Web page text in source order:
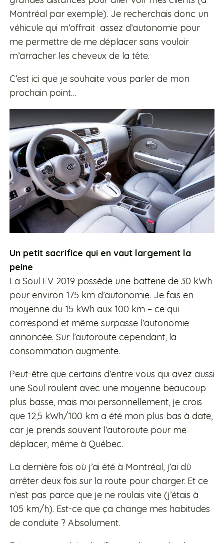
Montréal par exemple). Je recherchais donc un
véhicule qui m’offrait assez d’autonomie pour
me permettre de me déplacer sans vouloir
m’arracher les cheveux de la tête.
C’est ici que je souhaite vous parler de mon
prochain point…
Un petit sacrifice qui en vaut largement la
peine
La Soul EV 2019 possède une batterie de 30 kWh
pour environ 175 km d’autonomie. Je fais en
moyenne du 15 kWh aux 100 km – ce qui
correspond et même surpasse l’autonomie
annoncée. Sur l’autoroute cependant, la
consommation augmente.
Peut-être que certains d’entre vous qui avez aussi
une Soul roulent avec une moyenne beaucoup
plus basse, mais moi personnellement, je crois
que 12,5 kWh/100 km a été mon plus bas à date,
car je prends souvent l’autoroute pour me
déplacer, même à Québec.
La dernière fois où j’ai été à Montréal, j’ai dû
arrêter deux fois sur la route pour charger. Et ce
n’est pas parce que je ne roulais vite (j’étais à
105 km/h). Est-ce que ça change mes habitudes
de conduite ? Absolument.